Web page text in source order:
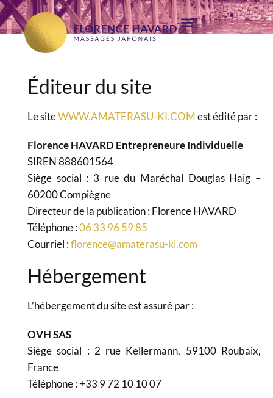
Éditeur du site
Le siteWWW.AMATERASU-KI.COMest édité par :
Florence HAVARD Entrepreneure Individuelle
SIREN 888601564
Siège social : 3 rue du Maréchal Douglas Haig –
60200 Compiègne
Directeur de la publication : Florence HAVARD
Téléphone :06 33 96 59 85
Courriel :florence@amaterasu-ki.com
Hébergement
L’hébergement du site est assuré par :
OVH SAS
Siège social : 2 rue Kellermann, 59100 Roubaix,
France
Téléphone : +33 9 72 10 10 07